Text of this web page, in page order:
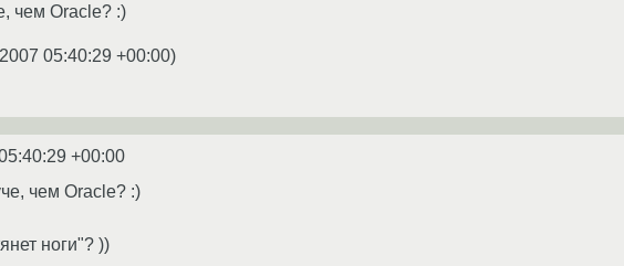
чем Oracle? :)
05:40:29 +00:00)
+00:00
чем Oracle? :)
ноги"? ))